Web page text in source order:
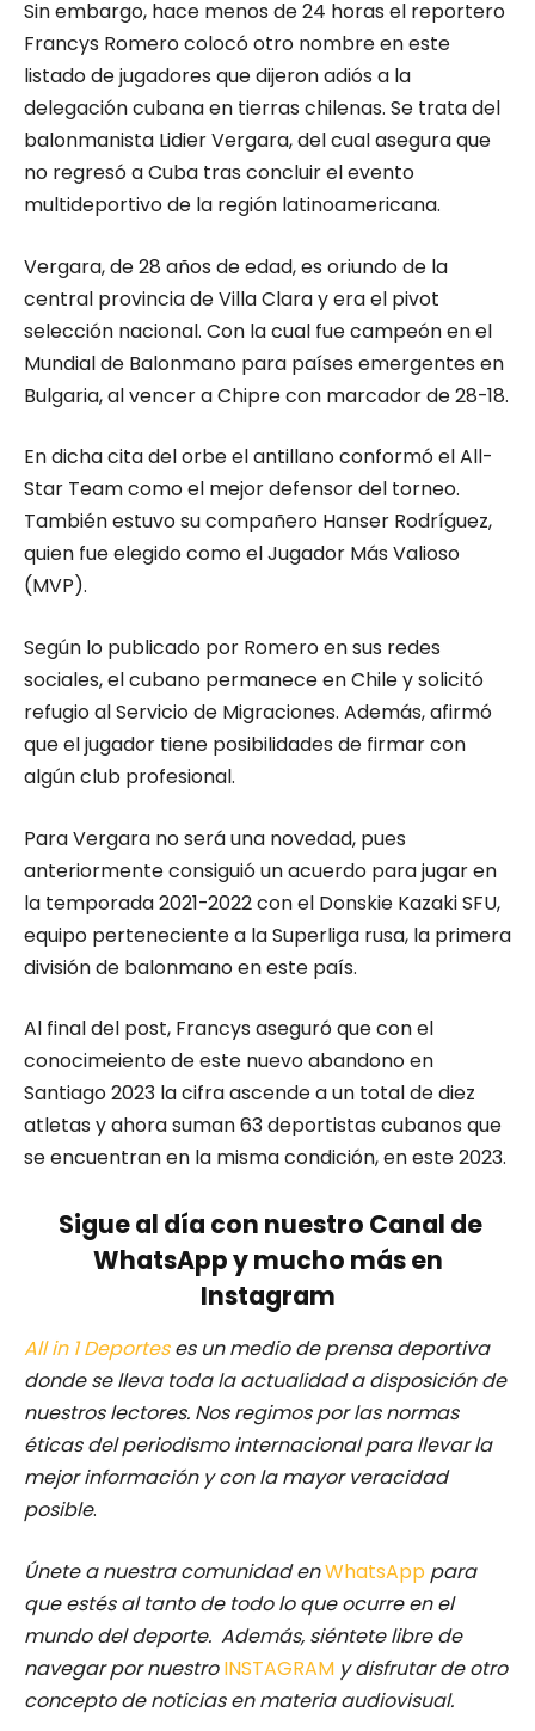
Sin embargo, hace menos de 24 horas el reportero
Francys Romero colocó otro nombre en este
listado de jugadores que dijeron adiós a la
delegación cubana en tierras chilenas. Se trata del
balonmanista Lidier Vergara, del cual asegura que
no regresó a Cuba tras concluir el evento
multideportivo de la región latinoamericana.
Vergara, de 28 años de edad, es oriundo de la
central provincia de Villa Clara y era el pivot
selección nacional. Con la cual fue campeón en el
Mundial de Balonmano para países emergentes en
Bulgaria, al vencer a Chipre con marcador de 28-18.
En dicha cita del orbe el antillano conformó el All-
Star Team como el mejor defensor del torneo.
También estuvo su compañero Hanser Rodríguez,
quien fue elegido como el Jugador Más Valioso
(MVP).
Según lo publicado por Romero en sus redes
sociales, el cubano permanece en Chile y solicitó
refugio al Servicio de Migraciones. Además, afirmó
que el jugador tiene posibilidades de firmar con
algún club profesional.
Para Vergara no será una novedad, pues
anteriormente consiguió un acuerdo para jugar en
la temporada 2021-2022 con el Donskie Kazaki SFU,
equipo perteneciente a la Superliga rusa, la primera
división de balonmano en este país.
Al final del post, Francys aseguró que con el
conocimeiento de este nuevo abandono en
Santiago 2023 la cifra ascende a un total de diez
atletas y ahora suman 63 deportistas cubanos que
se encuentran en la misma condición, en este 2023.
Sigue al día con nuestro Canal de
WhatsApp y mucho más en
Instagram
All in 1 Deporteses un medio de prensa deportiva
donde se lleva toda la actualidad a disposición de
nuestros lectores. Nos regimos por las normas
éticas del periodismo internacional para llevar la
mejor información y con la mayor veracidad
posible.
Únete a nuestra comunidad enWhatsApp para
que estés al tanto de todo lo que ocurre en el
mundo del deporte. Además, siéntete libre de
navegar por nuestro INSTAGRAM y disfrutar de otro
concepto de noticias en materia audiovisual.